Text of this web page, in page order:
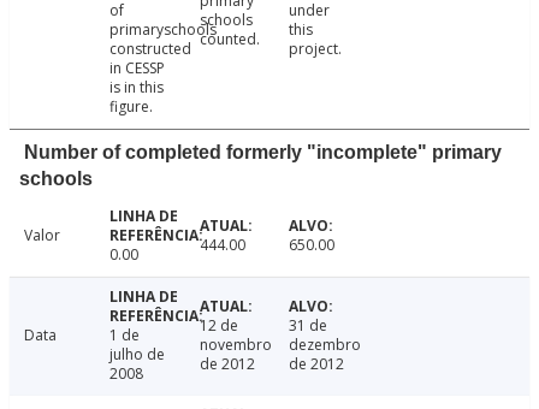
of
primaryschools
constructed
in CESSP
is in this
figure.
schools
counted.
under
this
project.
Number of completed formerly "incomplete" primary
schools
Valor
0.00
444.00 650.00
Data
1 de
julho de
2008
12 de
novembro
de 2012
31 de
dezembro
de 2012